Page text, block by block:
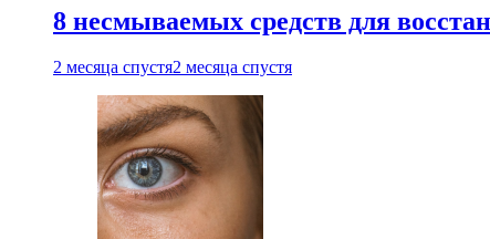
8 несмываемых средств для
2 месяца спустя2 месяца спустя